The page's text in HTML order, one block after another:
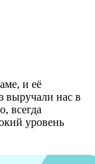
и её
выручали нас в
всегда
уровень